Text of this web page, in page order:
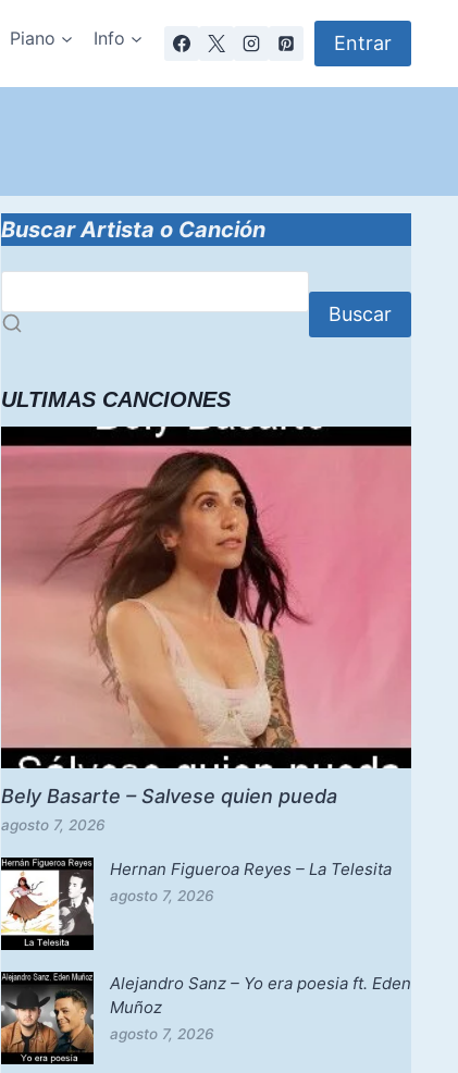
Piano Info Entrar
Buscar Artista o Canción
Buscar
ULTIMAS CANCIONES
Bely Basarte – Salvese quien pueda
agosto 7, 2026
Hernan Figueroa Reyes – La Telesita
agosto 7, 2026
Alejandro Sanz – Yo era poesia ft. Eden
Muñoz
agosto 7, 2026